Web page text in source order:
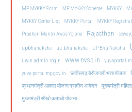
MP MYKKY Form
MP MYKKY Scheme MYKKY
MYKKY Center List
MYKKY Portal MYKKY
Pradhan Mantri Awas Yojana
Rajasthan
upbhunaksha up bhunaksha UP Bhu Naksha
uwin admin login www.nvsp.in
yuva portal mp gov.in
छत्तीसगढ़ बेरोजगारी भत्ता योजना
प्रधानमंत्री आवास योजना ग्रामीण आवेदन मुख्यमंत्री
मुख्यमंत्री सीखो कमाओ योजना